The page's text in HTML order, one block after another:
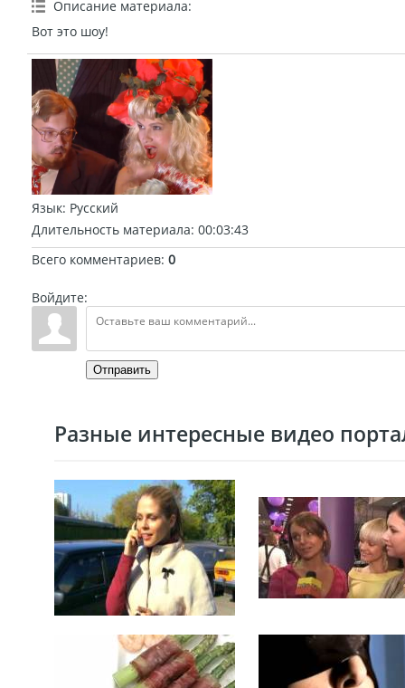
Описание материала:
Вот это шоу!
Язык: Русский
Длительность материала: 00:03:43
Всего комментариев: 0
Войдите:
Отправить
Разные интересные видео